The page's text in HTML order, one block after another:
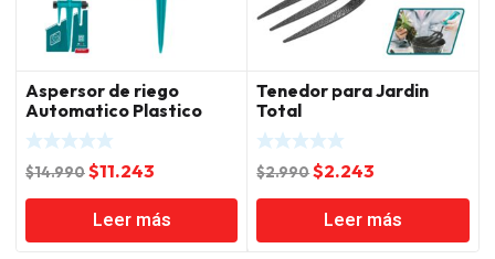
Aspersor de riego
Automatico Plastico
Total
$14.990El
precio
original
era:
$11.243
precio
actual
es:
Leer más
Tenedor para Jardin
Total
$2.990El
precio
original
era:
$2.243
precio
actual
es:
Leer más